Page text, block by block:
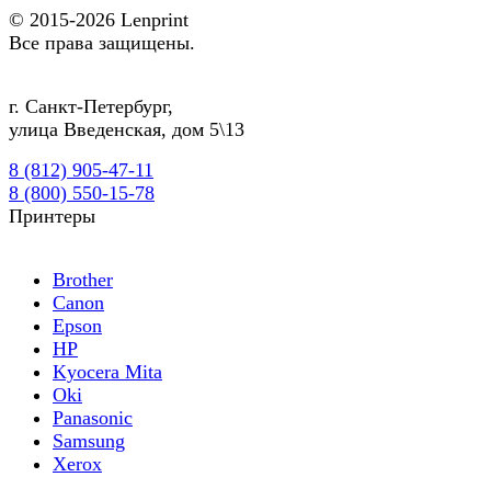
© 2015-2026 Lenprint
Все права защищены.
г. Санкт-Петербург,
улица Введенская, дом 5\13
8 (812) 905-47-11
8 (800) 550-15-78
Принтеры
Brother
Canon
Epson
HP
Kyocera Mita
Oki
Panasonic
Samsung
Xerox